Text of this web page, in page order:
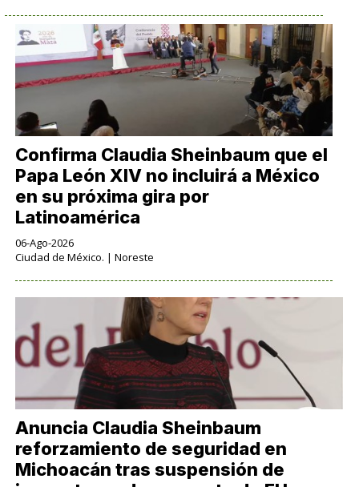
Confirma Claudia Sheinbaum que el
Papa León XIV no incluirá a México
en su próxima gira por
Latinoamérica
06-Ago-2026
Ciudad de México. | Noreste
Anuncia Claudia Sheinbaum
reforzamiento de seguridad en
Michoacán tras suspensión de